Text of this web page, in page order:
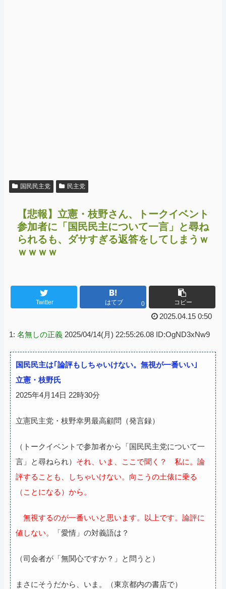
国民民主党 民主党
【悲報】立憲・枝野さん、トークイベント
参加者に「国民民主について一言」と尋ね
られるも、ダサすぎる返答をしてしまうｗ
ｗｗｗｗ
Twitter はてブ 0 コピー
2025.04.15 0:50
1: 名無しの正義 2025/04/14(月) 22:55:26.08 ID:OgND3xNw9
国民民主は｢論評もしちゃいけない。無視が一番いい｣
立憲・枝野氏
2025年4月14日 22時30分
立憲民主党・枝野幸男最高顧問（発言録）
（トークイベントで参加者から「国民民主党について一
言」と尋ねられ） それ、いま、ここで聞く？ 私に。論
評することも、しちゃいけない。向こうの土俵に乗る
（ことになる）から。
無視するのが一番いいと思います。以上です。論評に
値しない。
「愛情」の対義語は？
（司会者が「無関心ですか？」と問うと）
まさにそうだから、いま。（東京都内の書店で）